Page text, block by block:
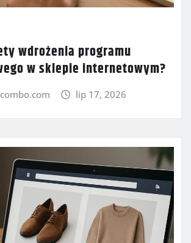
wdrożenia programu
w sklepie internetowym?
lip 17, 2026